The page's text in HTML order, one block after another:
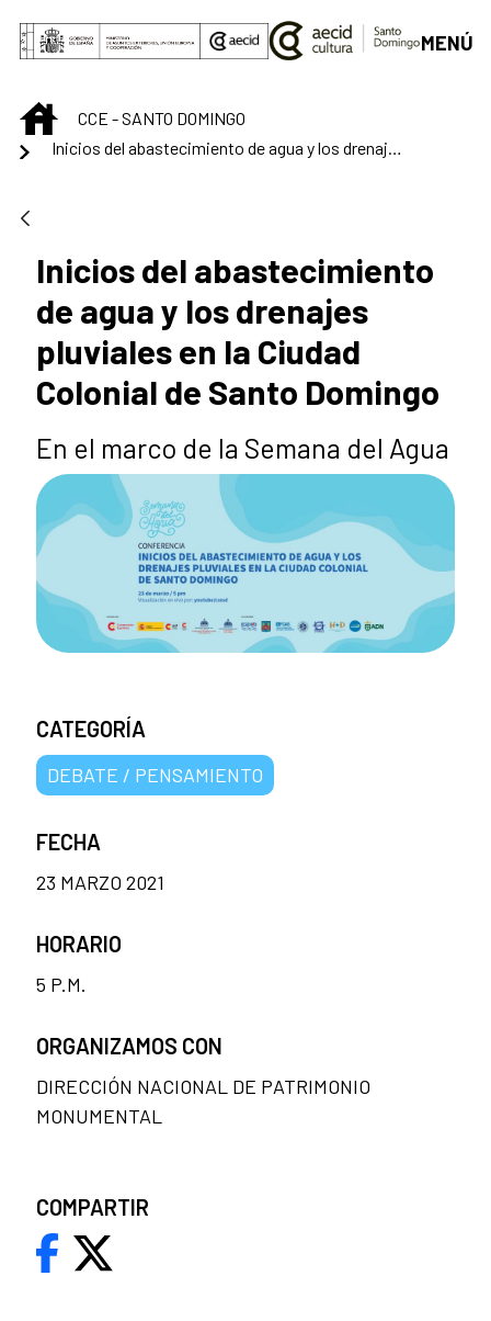
Saltar al contenido principal
MENÚ
INICIOCCE - SANTO DOMINGO
Inicios del abastecimiento de agua y los drenajes pluviales en la Ciudad Colonial de Santo Domingo
Inicios del abastecimiento
de agua y los drenajes
pluviales en la Ciudad
Colonial de Santo Domingo
En el marco de la Semana del Agua
CATEGORÍA
DEBATE / PENSAMIENTO
FECHA
23 MARZO 2021
HORARIO
5 P.M.
ORGANIZAMOS CON
DIRECCIÓN NACIONAL DE PATRIMONIO
MONUMENTAL
COMPARTIR